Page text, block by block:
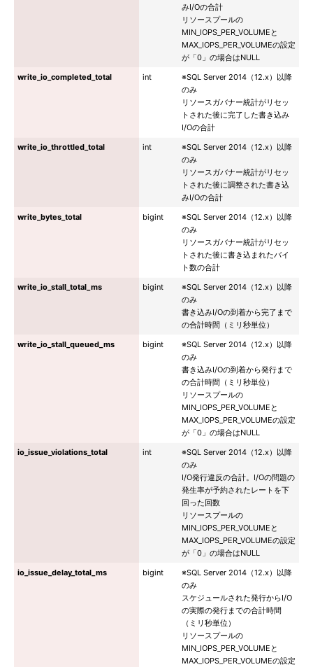
みI/Oの合計
リソースプールの
MIN_IOPS_PER_VOLUMEと
MAX_IOPS_PER_VOLUMEの設定
が「0」の場合はNULL
write_io_completed_total
int
※SQL Server 2014（12.x）以降
のみ
リソースガバナー統計がリセッ
トされた後に完了した書き込み
I/Oの合計
write_io_throttled_total
int
※SQL Server 2014（12.x）以降
のみ
リソースガバナー統計がリセッ
トされた後に調整された書き込
みI/Oの合計
write_bytes_total
bigint
※SQL Server 2014（12.x）以降
のみ
リソースガバナー統計がリセッ
トされた後に書き込まれたバイ
ト数の合計
write_io_stall_total_ms
bigint
※SQL Server 2014（12.x）以降
のみ
書き込みI/Oの到着から完了まで
の合計時間（ミリ秒単位）
write_io_stall_queued_ms
bigint
※SQL Server 2014（12.x）以降
のみ
書き込みI/Oの到着から発行まで
の合計時間（ミリ秒単位）
リソースプールの
MIN_IOPS_PER_VOLUMEと
MAX_IOPS_PER_VOLUMEの設定
が「0」の場合はNULL
io_issue_violations_total
int
※SQL Server 2014（12.x）以降
のみ
I/O発行違反の合計。I/Oの問題の
発生率が予約されたレートを下
回った回数
リソースプールの
MIN_IOPS_PER_VOLUMEと
MAX_IOPS_PER_VOLUMEの設定
が「0」の場合はNULL
io_issue_delay_total_ms
bigint
※SQL Server 2014（12.x）以降
のみ
スケジュールされた発行からI/O
の実際の発行までの合計時間
（ミリ秒単位）
リソースプールの
MIN_IOPS_PER_VOLUMEと
MAX_IOPS_PER_VOLUMEの設定